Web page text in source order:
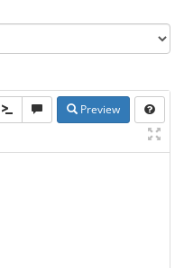
Preview